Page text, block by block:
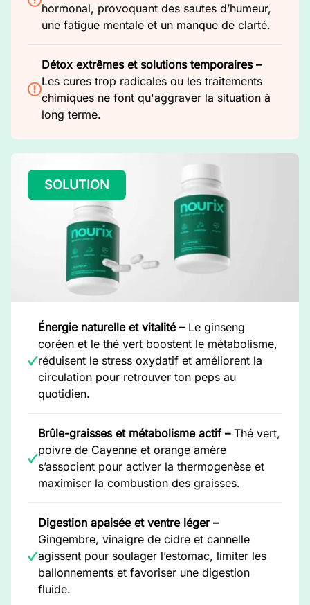
hormonal, provoquant des sautes d’humeur,
une fatigue mentale et un manque de clarté.
Détox extrêmes et solutions temporaires –
Les cures trop radicales ou les traitements
chimiques ne font qu'aggraver la situation à
long terme.
SOLUTION
Énergie naturelle et vitalité –Le ginseng
coréen et le thé vert boostent le métabolisme,
réduisent le stress oxydatif et améliorent la
circulation pour retrouver ton peps au
quotidien.
Brûle-graisses et métabolisme actif –Thé vert,
poivre de Cayenne et orange amère
s’associent pour activer la thermogenèse et
maximiser la combustion des graisses.
Digestion apaisée et ventre léger –
Gingembre, vinaigre de cidre et cannelle
agissent pour soulager l’estomac, limiter les
ballonnements et favoriser une digestion
fluide.